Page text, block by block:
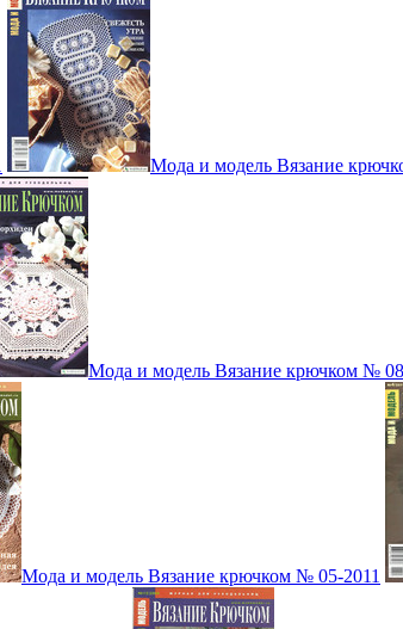
Мода и модель Вязание
Мода и модель Вязание крючком №
Мода и модель Вязание крючком № 05-2011